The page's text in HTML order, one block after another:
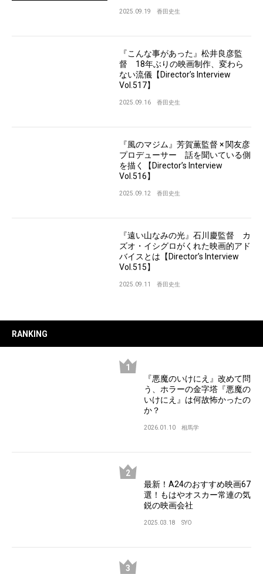
2025.09.19 香田史生
『こんな事があった』松井良彦監
督 18年ぶりの映画制作、変わら
ない流儀【Director’s Interview
Vol.517】
2025.09.16 香田史生
『風のマジム』芳賀薫監督 × 関友彦
プロデューサー 話を聞いている側
を描く【Director’s Interview
Vol.516】
2025.09.12 香田史生
『遠い山なみの光』石川慶監督 カ
ズオ・イシグロがくれた映画的アド
バイスとは【Director’s Interview
Vol.515】
2025.09.11 香田史生
RANKING
『悪魔のいけにえ』改めて問
う、ホラーの金字塔『悪魔の
いけにえ』は何故怖かったの
か？
2026.01.10 相馬学
最新！A24のおすすめ映画67
選！もはやオスカー常連の気
鋭の映画会社
2025.03.18 SYO